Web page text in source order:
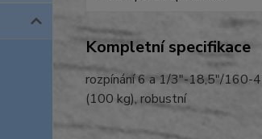
Kompletní specifikace
rozpínání 6 a 1/3"-18,5"/160-
(100 kg), robustní